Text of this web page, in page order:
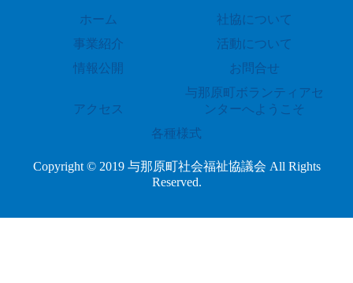
ホーム
社協について
事業紹介
活動について
情報公開
お問合せ
アクセス
与那原町ボランティアセ
ンターへようこそ
各種様式
Copyright © 2019 与那原町社会福祉協議会 All Rights
Reserved.